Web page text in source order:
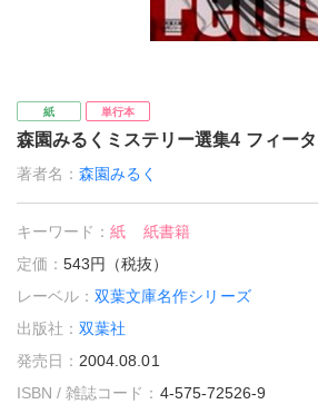
紙 単行本
森園みるくミステリー選集4 フィー
著者名：森園みるく
キーワード：紙
紙書籍
定価：543円（税抜）
レーベル：双葉文庫名作シリーズ
出版社：双葉社
発売日： 2004.08.01
ISBN / 雑誌コード： 4-575-72526-9